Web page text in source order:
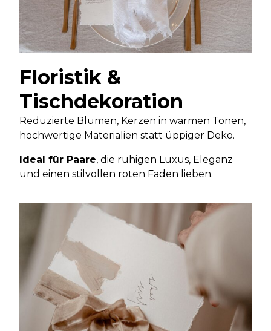
Floristik &
Tischdekoration
Reduzierte Blumen, Kerzen in warmen Tönen,
hochwertige Materialien statt üppiger Deko.
Ideal für Paare, die ruhigen Luxus, Eleganz
und einen stilvollen roten Faden lieben.